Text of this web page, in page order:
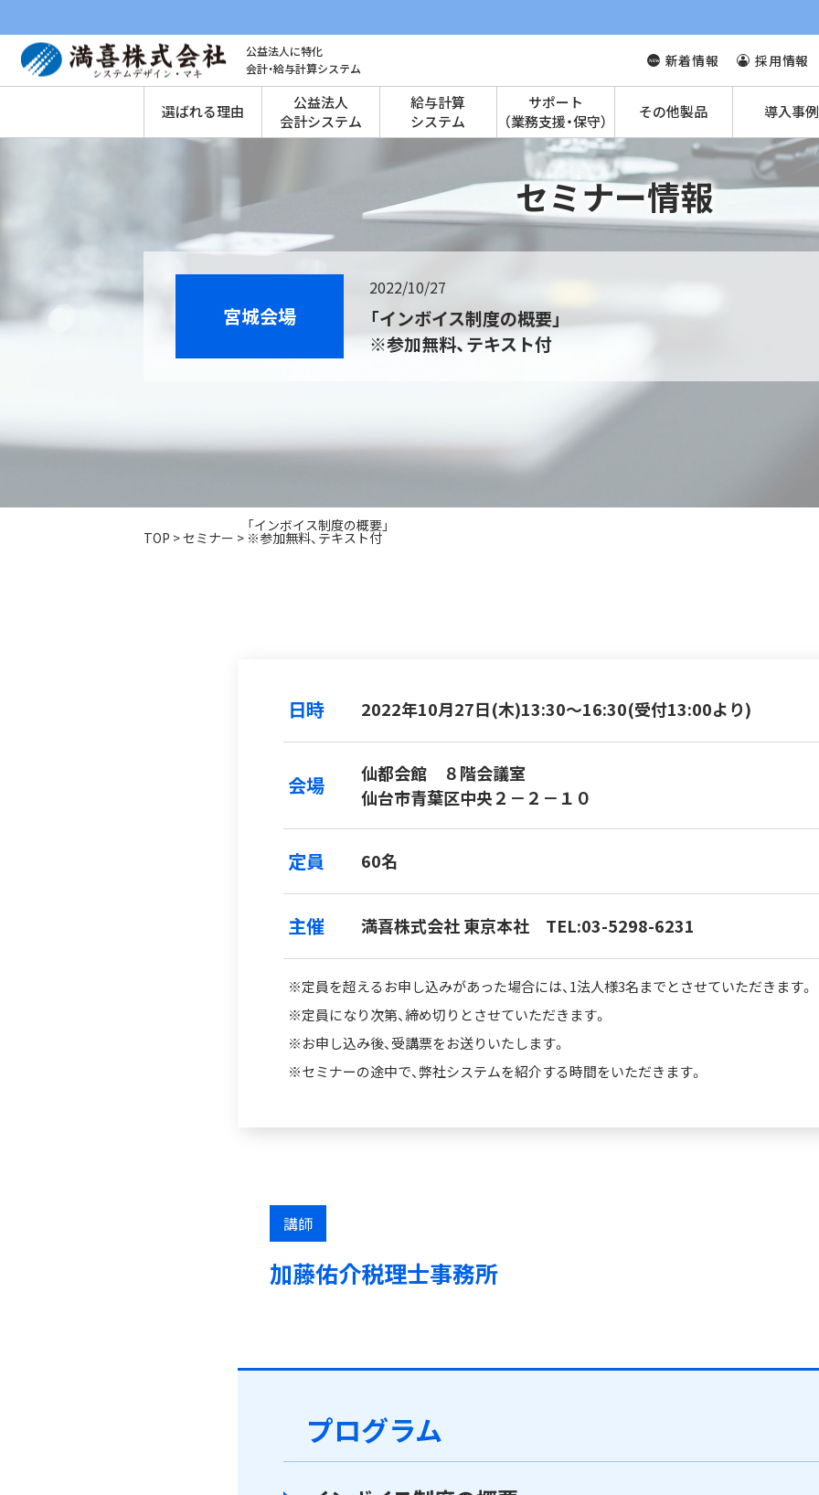
公益法人に特化
会計・給与計算システム
新着情報 採用情報
選ばれる理由
公益法人
会計システム
給与計算
システム
サポート
（業務支援・保守）
その他製品 導入事例
セミナー情報
宮城会場
2022/10/27
「インボイス制度の概要」
※参加無料、テキスト付
TOP >セミナー >
「インボイス制度の概要」
※参加無料、テキスト付
日時 2022年10月27日(木)13:30～16:30(受付13:00より)
会場
仙都会館 ８階会議室
仙台市青葉区中央２－２－１０
定員 60名
主催 満喜株式会社 東京本社 TEL:03-5298-6231
※定員を超えるお申し込みがあった場合には、1法人様3名までとさせていただきます。
※定員になり次第、締め切りとさせていただきます。
※お申し込み後、受講票をお送りいたします。
※セミナーの途中で、弊社システムを紹介する時間をいただきます。
講師
加藤佑介税理士事務所
プログラム